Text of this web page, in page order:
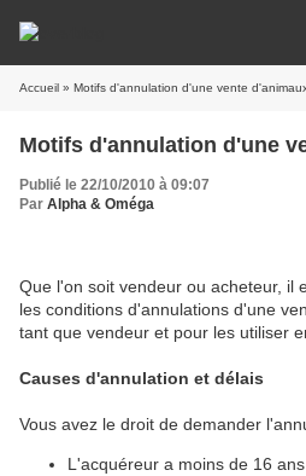
Accueil » Motifs d'annulation d'une vente
Motifs d'annulation d'une
Publié le 22/10/2010 à 09:07
Par Alpha & Oméga
Que l'on soit vendeur ou acheteur, il
les conditions d'annulations d'une
tant que vendeur et pour les utiliser
Causes d'annulation et délais
Vous avez le droit de demander
L'acquéreur a moins de 16